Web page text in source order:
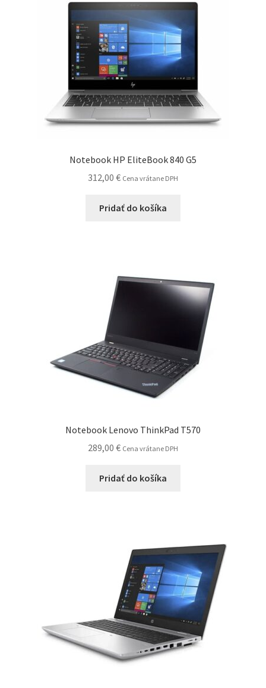
Notebook HP EliteBook 840 G5
312,00 € Cena vrátane DPH
Pridať do košíka
Notebook Lenovo ThinkPad T570
289,00 € Cena vrátane DPH
Pridať do košíka